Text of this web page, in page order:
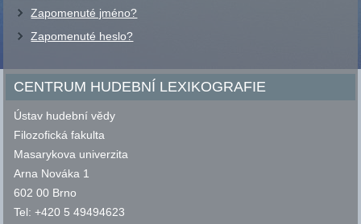
Zapomenuté jméno?
Zapomenuté heslo?
CENTRUM HUDEBNÍ LEXIKOGRAFIE
Ústav hudební vědy
Filozofická fakulta
Masarykova univerzita
Arna Nováka 1
602 00 Brno
Tel: +420 5 49494623